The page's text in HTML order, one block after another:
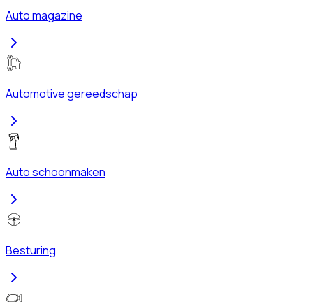
Auto magazine
Automotive gereedschap
Auto schoonmaken
Besturing